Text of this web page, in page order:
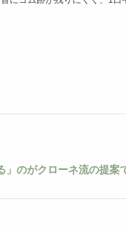
」のがクローネ流の提案